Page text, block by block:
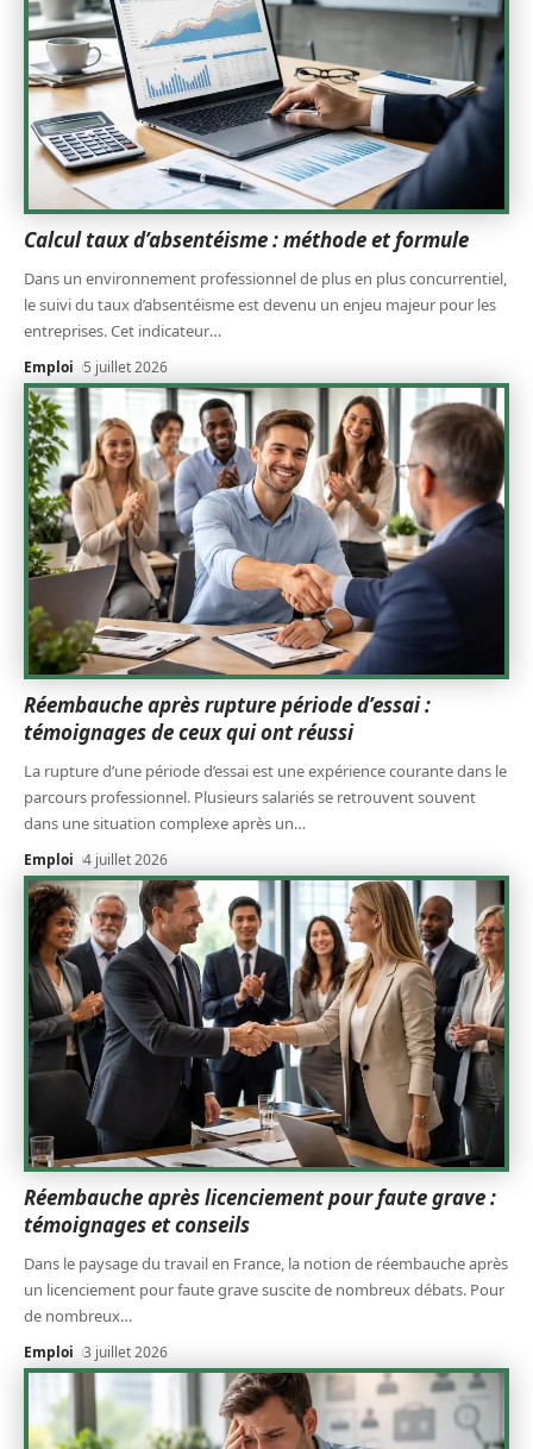
Calcul taux d’absentéisme : méthode et formule
Dans un environnement professionnel de plus en plus concurrentiel,
le suivi du taux d’absentéisme est devenu un enjeu majeur pour les
entreprises. Cet indicateur…
Emploi 5 juillet 2026
Réembauche après rupture période d’essai :
témoignages de ceux qui ont réussi
La rupture d’une période d’essai est une expérience courante dans le
parcours professionnel. Plusieurs salariés se retrouvent souvent
dans une situation complexe après un…
Emploi 4 juillet 2026
Réembauche après licenciement pour faute grave :
témoignages et conseils
Dans le paysage du travail en France, la notion de réembauche après
un licenciement pour faute grave suscite de nombreux débats. Pour
de nombreux…
Emploi 3 juillet 2026